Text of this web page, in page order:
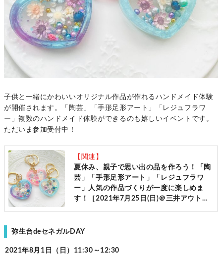
子供と一緒にかわいいオリジナル作品が作れるハンドメイド体験
が開催されます。「陶芸」「手形足形アート」「レジュフラワ
ー」複数のハンドメイド体験ができるのも嬉しいイベントです。
ただいま参加受付中！
【関連】
夏休み、親子で思い出の品を作ろう！「陶
芸」「手形足形アート」「レジュフラワ
ー」人気の作品づくりが一度に楽しめま
す！［2021年7月25日(日)＠三井アウトレ
弥生台deセネガルDAY
2021年8月1日（日）11:30～12:30